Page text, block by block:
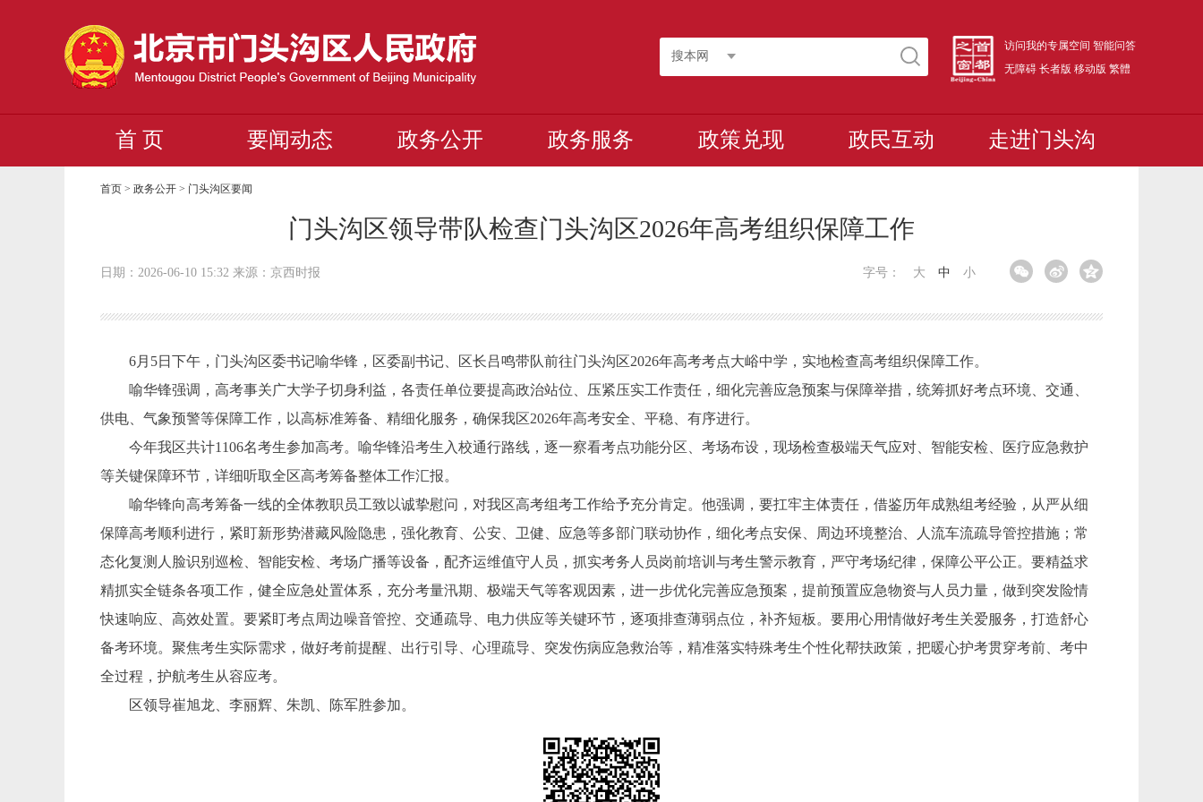
搜本网
访问我的专属空间 智能问答
无障碍 长者版 移动版 繁體
首 页 要闻动态 政务公开 政务服务 政策兑现 政民互动 走进门头沟
首页 >政务公开 > 门头沟区要闻
门头沟区领导带队检查门头沟区2026年高考组织保障工作
日期：2026-06-10 15:32 来源：京西时报 字号： 大 中 小
6月5日下午，门头沟区委书记喻华锋，区委副书记、区长吕鸣带队前往门头沟区2026年高考考点大峪中学，实地检查高考组织保障工作。
喻华锋强调，高考事关广大学子切身利益，各责任单位要提高政治站位、压紧压实工作责任，细化完善应急预案与保障举措，统筹抓好考点环境、交通、
供电、气象预警等保障工作，以高标准筹备、精细化服务，确保我区2026年高考安全、平稳、有序进行。
今年我区共计1106名考生参加高考。喻华锋沿考生入校通行路线，逐一察看考点功能分区、考场布设，现场检查极端天气应对、智能安检、医疗应急救护
等关键保障环节，详细听取全区高考筹备整体工作汇报。
喻华锋向高考筹备一线的全体教职员工致以诚挚慰问，对我区高考组考工作给予充分肯定。他强调，要扛牢主体责任，借鉴历年成熟组考经验，从严从细
保障高考顺利进行，紧盯新形势潜藏风险隐患，强化教育、公安、卫健、应急等多部门联动协作，细化考点安保、周边环境整治、人流车流疏导管控措施；常
态化复测人脸识别巡检、智能安检、考场广播等设备，配齐运维值守人员，抓实考务人员岗前培训与考生警示教育，严守考场纪律，保障公平公正。要精益求
精抓实全链条各项工作，健全应急处置体系，充分考量汛期、极端天气等客观因素，进一步优化完善应急预案，提前预置应急物资与人员力量，做到突发险情
快速响应、高效处置。要紧盯考点周边噪音管控、交通疏导、电力供应等关键环节，逐项排查薄弱点位，补齐短板。要用心用情做好考生关爱服务，打造舒心
备考环境。聚焦考生实际需求，做好考前提醒、出行引导、心理疏导、突发伤病应急救治等，精准落实特殊考生个性化帮扶政策，把暖心护考贯穿考前、考中
全过程，护航考生从容应考。
区领导崔旭龙、李丽辉、朱凯、陈军胜参加。